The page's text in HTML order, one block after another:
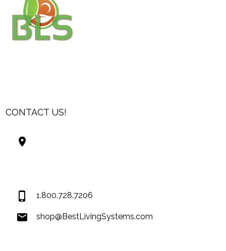
CONTACT US!
1.800.728.7206
shop@BestLivingSystems.com